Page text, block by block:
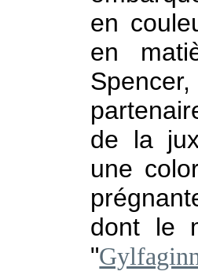
en
en
de la
une
dont le
"